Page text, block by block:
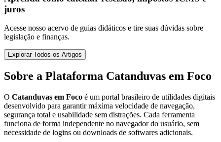
juros
Acesse nosso acervo de guias didáticos e tire suas dúvidas sobre
legislação e finanças.
Explorar Todos os Artigos
Sobre a Plataforma Catanduvas em Foco
O Catanduvas em Foco é um portal brasileiro de utilidades digitais
desenvolvido para garantir máxima velocidade de navegação,
segurança total e usabilidade sem distrações. Cada ferramenta
funciona de forma independente no navegador do usuário, sem
necessidade de logins ou downloads de softwares adicionais.